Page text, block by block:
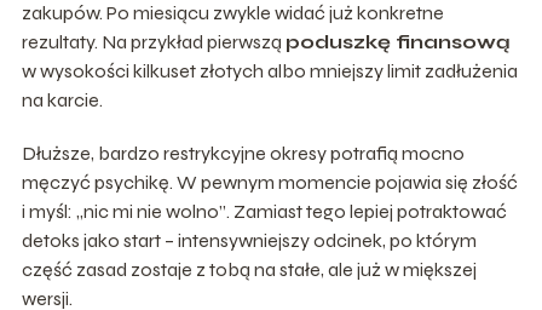
zakupów. Po miesiącu zwykle widać już konkretne
rezultaty. Na przykład pierwszą poduszkę finansową
w wysokości kilkuset złotych albo mniejszy limit zadłużenia
na karcie.
Dłuższe, bardzo restrykcyjne okresy potrafią mocno
męczyć psychikę. W pewnym momencie pojawia się złość
i myśl: „nic mi nie wolno”. Zamiast tego lepiej potraktować
detoks jako start – intensywniejszy odcinek, po którym
część zasad zostaje z tobą na stałe, ale już w miększej
wersji.